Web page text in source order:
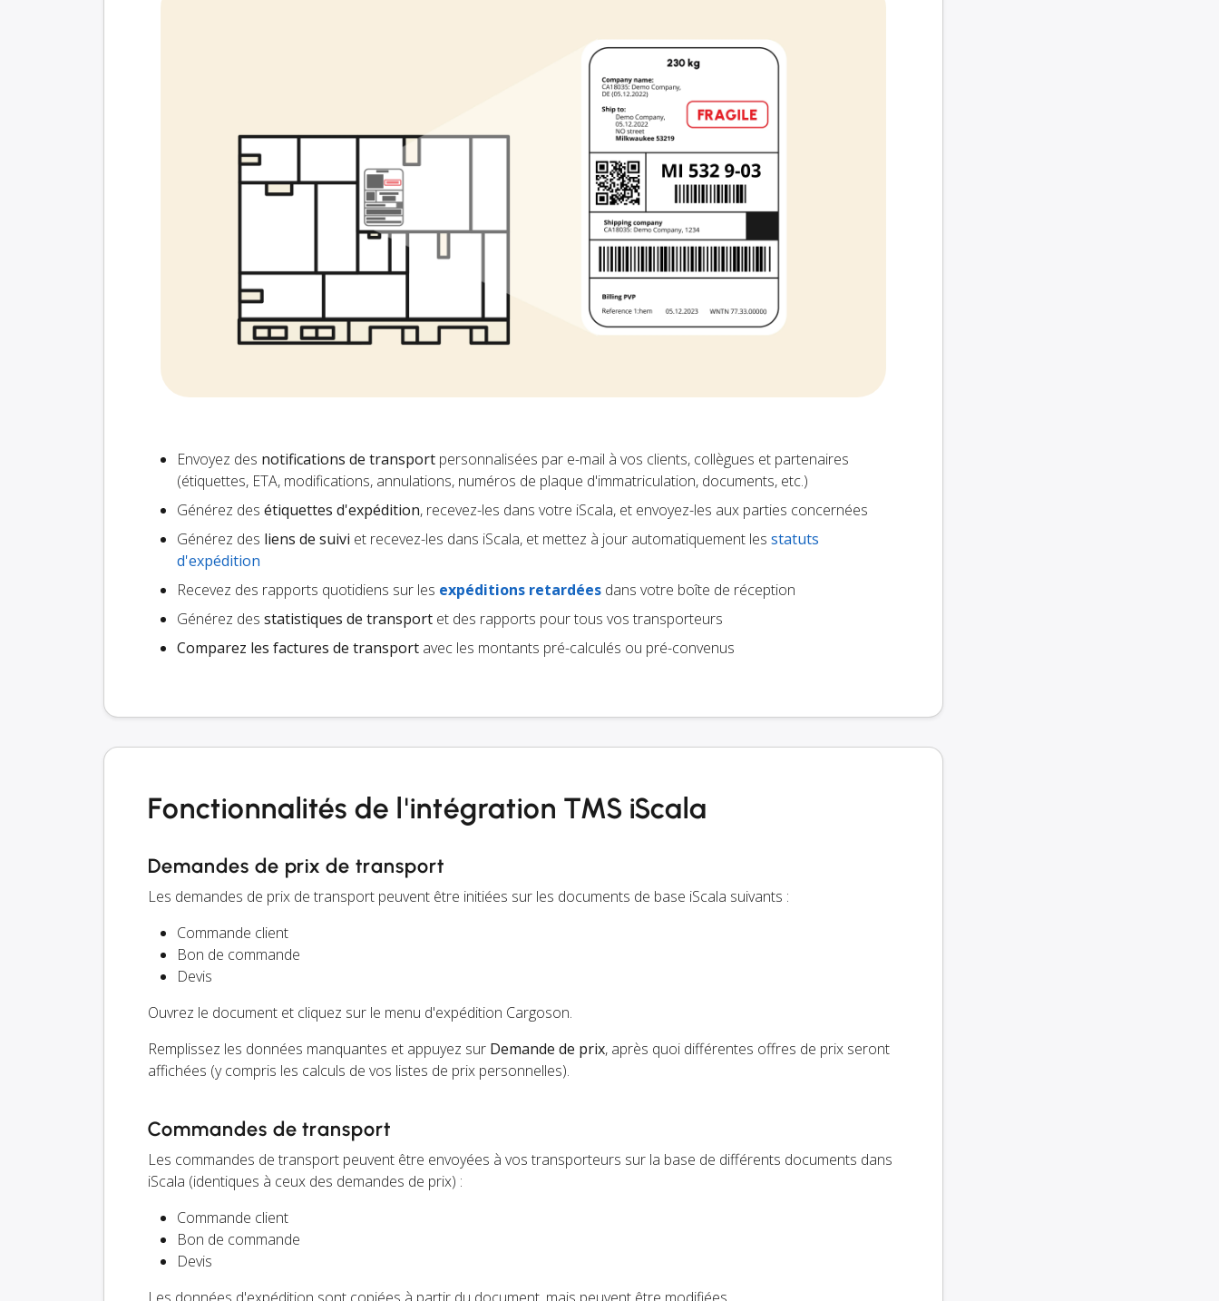
Envoyez des notifications de transport personnalisées par e-mail à vos clients, collègues et partenaires
(étiquettes, ETA, modifications, annulations, numéros de plaque d'immatriculation, documents, etc.)
Générez des étiquettes d'expédition, recevez-les dans votre iScala, et envoyez-les aux parties concernées
Générez des liens de suivi et recevez-les dans iScala, et mettez à jour automatiquement les statuts
d'expédition
Recevez des rapports quotidiens sur les expéditions retardées dans votre boîte de réception
Générez des statistiques de transport et des rapports pour tous vos transporteurs
Comparez les factures de transport avec les montants pré-calculés ou pré-convenus
Fonctionnalités de l'intégration TMS iScala
Demandes de prix de transport
Les demandes de prix de transport peuvent être initiées sur les documents de base iScala suivants :
Commande client
Bon de commande
Devis
Ouvrez le document et cliquez sur le menu d'expédition Cargoson.
Remplissez les données manquantes et appuyez sur Demande de prix, après quoi différentes offres de prix seront
affichées (y compris les calculs de vos listes de prix personnelles).
Commandes de transport
Les commandes de transport peuvent être envoyées à vos transporteurs sur la base de différents documents dans
iScala (identiques à ceux des demandes de prix) :
Commande client
Bon de commande
Devis